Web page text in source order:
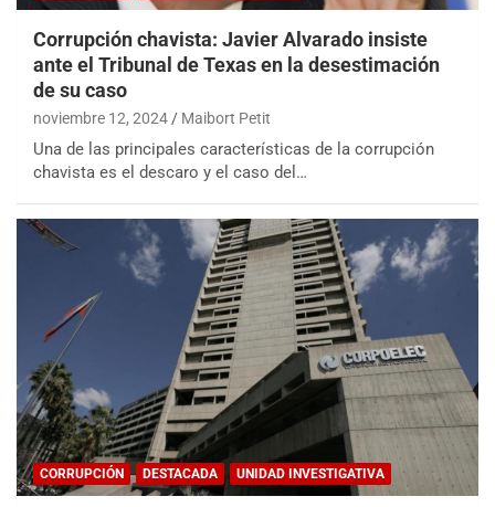
Corrupción chavista: Javier Alvarado insiste
ante el Tribunal de Texas en la desestimación
de su caso
noviembre 12, 2024 Maibort Petit
Una de las principales características de la corrupción
chavista es el descaro y el caso del…
CORRUPCIÓN DESTACADA UNIDAD INVESTIGATIVA